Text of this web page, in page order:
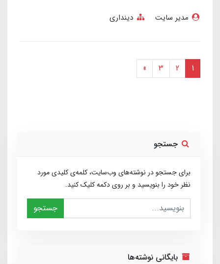
مدیر سایت دینداری
1
2
3
»
جستجو
برای جستجو در نوشته‌های وب‌سایت، کلمه‌ی کلیدی مورد
نظر خود را بنویسید و بر روی دکمه کلیک کنید.
جستجو
بایگانی نوشته‌ها